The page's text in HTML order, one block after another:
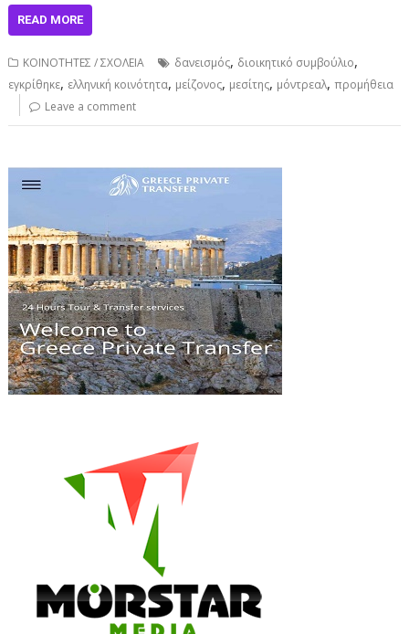
READ MORE
ΚΟΙΝΟΤΗΤΕΣ / ΣΧΟΛΕΙΑ δανεισμός, διοικητικό συμβούλιο,
εγκρίθηκε, ελληνική κοινότητα, μείζονος, μεσίτης, μόντρεαλ,προμήθεια
Leave a comment